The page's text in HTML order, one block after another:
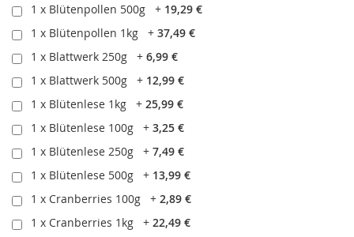
1 x Blütenpollen 500g
+ 19,29 €
1 x Blütenpollen 1kg
+ 37,49 €
1 x Blattwerk 250g
+ 6,99 €
1 x Blattwerk 500g
+ 12,99 €
1 x Blütenlese 1kg
+ 25,99 €
1 x Blütenlese 100g
+ 3,25 €
1 x Blütenlese 250g
+ 7,49 €
1 x Blütenlese 500g
+ 13,99 €
1 x Cranberries 100g
+ 2,89 €
1 x Cranberries 1kg
+ 22,49 €